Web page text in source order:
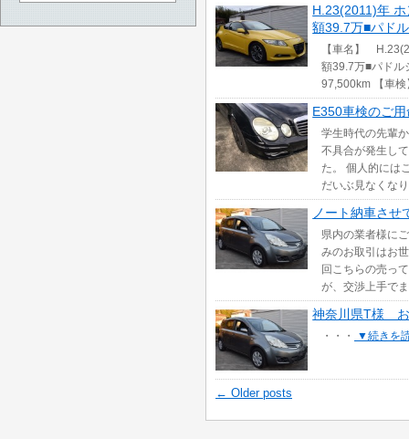
H.23(2011)年
額39.7万■パド
【車名】
額39.7万■パド
97,500km 【車
E350車検のご
学生時代の先輩
不具合が発生し
た。 個人的には
だいぶ見なくな
ノート納車させ
県内の業者様に
みのお取引はお
回こちらの売っ
が、交渉上手で
神奈川県T様 お
・・・ ▼続きを
← Older posts